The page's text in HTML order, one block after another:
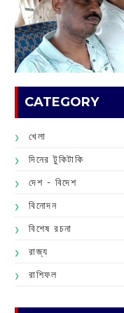
CATEGORY
খেলা
দিনের টুকিটাকি
দেশ - বিদেশ
বিনোদন
বিশেষ রচনা
রাজ্য
রাশিফল